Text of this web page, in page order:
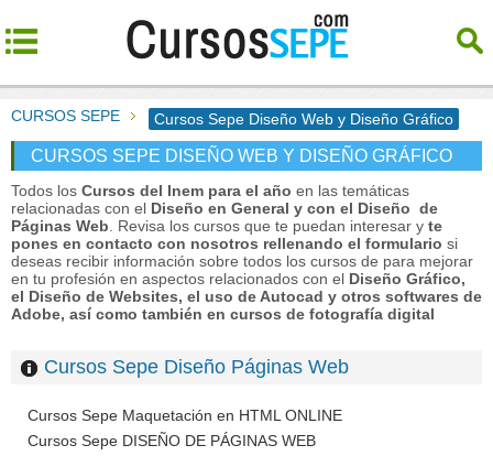
CURSOS SEPE Cursos Sepe Diseño Web y Diseño Gráfico
CURSOS SEPE DISEÑO WEB Y DISEÑO GRÁFICO
Todos los Cursos del Inem para el año en las temáticas
relacionadas con el Diseño en General y con el Diseño de
Páginas Web . Revisa los cursos que te puedan interesar y te
pones en contacto con nosotros rellenando el formulario si
deseas recibir información sobre todos los cursos de para mejorar
en tu profesión en aspectos relacionados con el Diseño Gráfico,
el Diseño de Websites, el uso de Autocad y otros softwares de
Adobe, así como también en cursos de fotografía digital
Cursos Sepe Diseño Páginas Web
Cursos Sepe Maquetación en HTML ONLINE
Cursos Sepe DISEÑO DE PÁGINAS WEB